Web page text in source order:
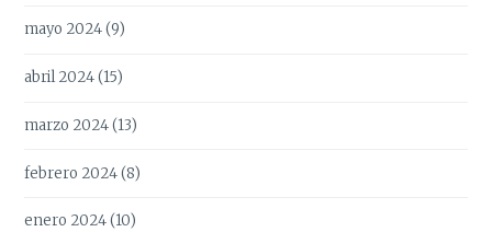
mayo 2024(9)
abril 2024(15)
marzo 2024(13)
febrero 2024(8)
enero 2024(10)